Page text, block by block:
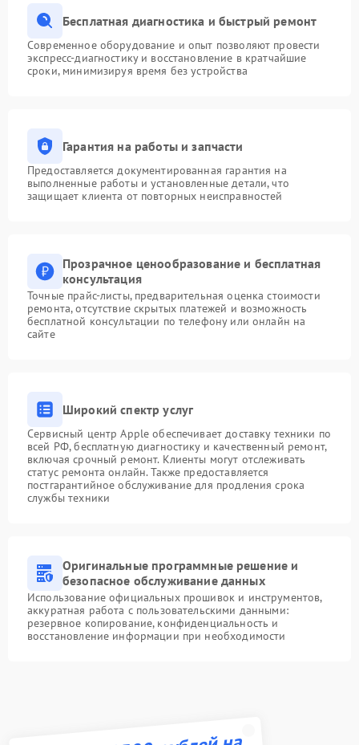
Бесплатная диагностика и быстрый ремонт
Современное оборудование и опыт позволяют провести
экспресс-диагностику и восстановление в кратчайшие
сроки, минимизируя время без устройства
Гарантия на работы и запчасти
Предоставляется документированная гарантия на
выполненные работы и установленные детали, что
защищает клиента от повторных неисправностей
Прозрачное ценообразование и бесплатная
консультация
Точные прайс-листы, предварительная оценка стоимости
ремонта, отсутствие скрытых платежей и возможность
бесплатной консультации по телефону или онлайн на
сайте
Широкий спектр услуг
Сервисный центр Apple обеспечивает доставку техники по
всей РФ, бесплатную диагностику и качественный ремонт,
включая срочный ремонт. Клиенты могут отслеживать
статус ремонта онлайн. Также предоставляется
постгарантийное обслуживание для продления срока
службы техники
Оригинальные программные решение и
безопасное обслуживание данных
Использование официальных прошивок и инструментов,
аккуратная работа с пользовательскими данными:
резервное копирование, конфиденциальность и
восстановление информации при необходимости